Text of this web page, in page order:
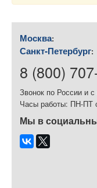
Москва:
Санкт-Петербург:
8 (800)
Звонок по России и
Часы работы: ПН-ПТ
Мы в